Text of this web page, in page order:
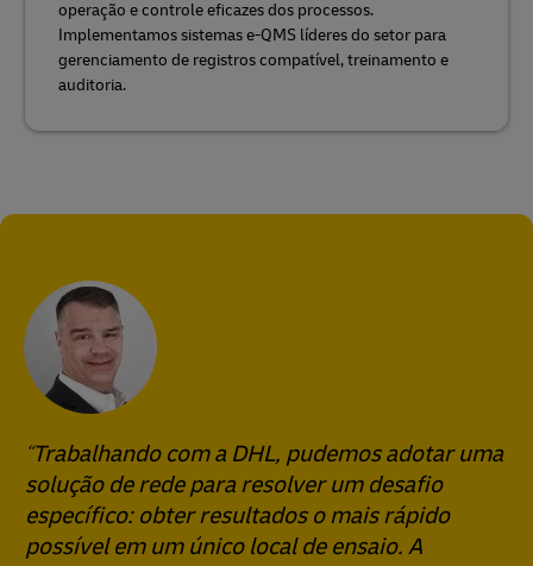
operação e controle eficazes dos processos.
Implementamos sistemas e-QMS líderes do setor para
gerenciamento de registros compatível, treinamento e
auditoria.
Trabalhando com a DHL, pudemos adotar uma
solução de rede para resolver um desafio
específico: obter resultados o mais rápido
possível em um único local de ensaio. A